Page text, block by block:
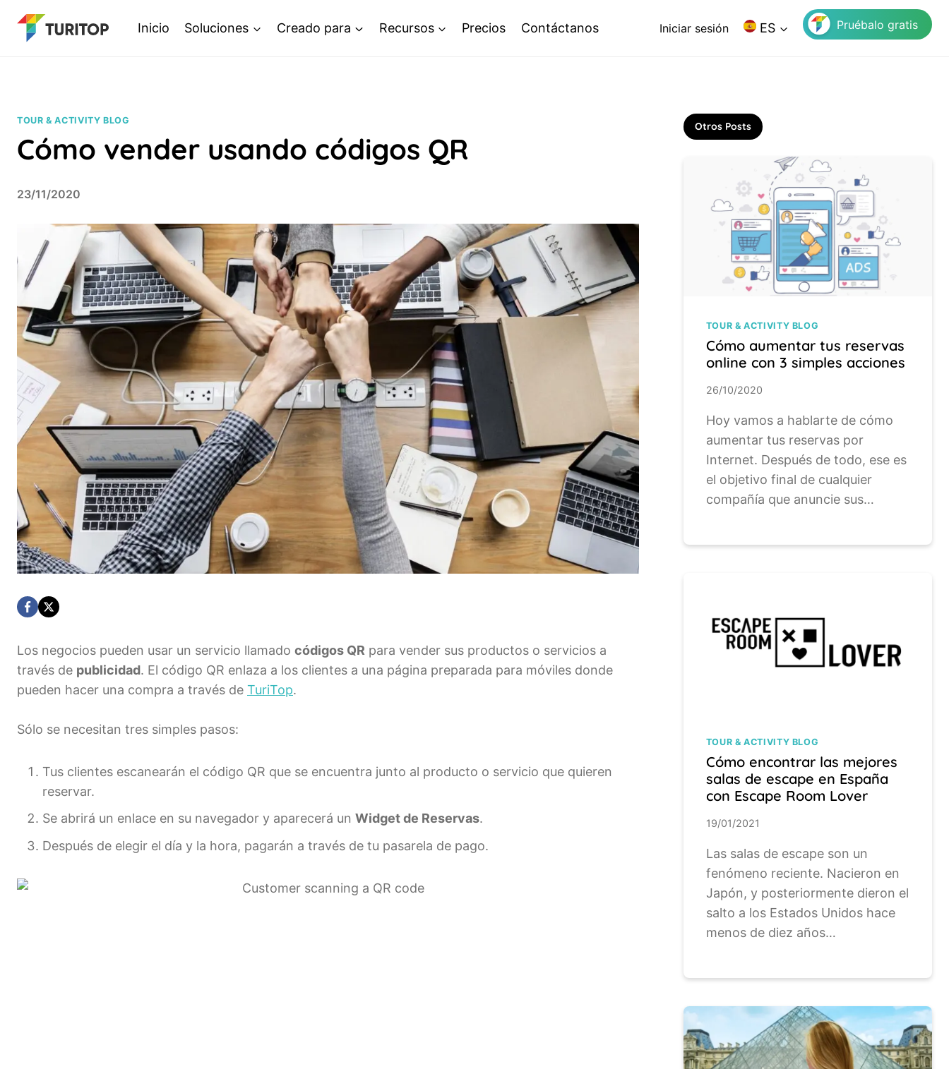
Inicio Soluciones Creado para Recursos Precios Contáctanos Iniciar sesión ES Pruébalo gratis
TOUR & ACTIVITY BLOG
Cómo vender usando códigos QR
23/11/2020
Los negocios pueden usar un servicio llamado códigos QR para vender sus productos o servicios a
través de publicidad. El código QR enlaza a los clientes a una página preparada para móviles donde
pueden hacer una compra a través de TuriTop.
Sólo se necesitan tres simples pasos:
Tus clientes escanearán el código QR que se encuentra junto al producto o servicio que quieren
reservar.
Se abrirá un enlace en su navegador y aparecerá un Widget de Reservas.
Después de elegir el día y la hora, pagarán a través de tu pasarela de pago.
Otros Posts
TOUR & ACTIVITY BLOG
Cómo aumentar tus reservas
online con 3 simples acciones
26/10/2020
Hoy vamos a hablarte de cómo
aumentar tus reservas por
Internet. Después de todo, ese es
el objetivo final de cualquier
compañía que anuncie sus…
TOUR & ACTIVITY BLOG
Cómo encontrar las mejores
salas de escape en España
con Escape Room Lover
19/01/2021
Las salas de escape son un
fenómeno reciente. Nacieron en
Japón, y posteriormente dieron el
salto a los Estados Unidos hace
menos de diez años…